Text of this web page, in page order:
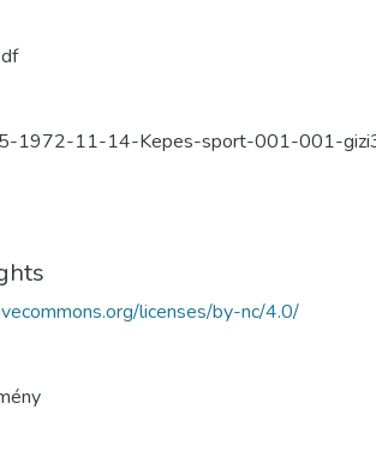
1972-11-14-Kepes-sport-001-001-
licenses/by-nc/4.0/